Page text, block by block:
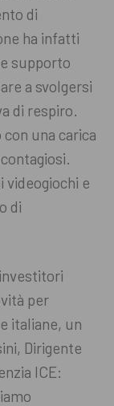
di
ha infatti
supporto
a svolgersi
di respiro.
una carica
videogiochi e
di
per
italiane, un
Dirigente
ICE: